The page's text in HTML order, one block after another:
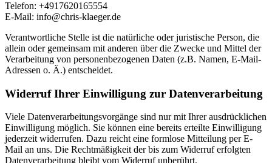
Telefon: +4917620165554
E-Mail: info@chris-klaeger.de
Verantwortliche Stelle ist die natürliche oder juristische Person, die
allein oder gemeinsam mit anderen über die Zwecke und Mittel der
Verarbeitung von personenbezogenen Daten (z.B. Namen, E-Mail-
Adressen o. Ä.) entscheidet.
Widerruf Ihrer Einwilligung zur Datenverarbeitung
Viele Datenverarbeitungsvorgänge sind nur mit Ihrer ausdrücklichen
Einwilligung möglich. Sie können eine bereits erteilte Einwilligung
jederzeit widerrufen. Dazu reicht eine formlose Mitteilung per E-
Mail an uns. Die Rechtmäßigkeit der bis zum Widerruf erfolgten
Datenverarbeitung bleibt vom Widerruf unberührt.